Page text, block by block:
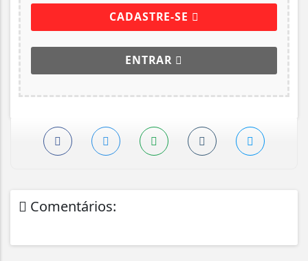
CADASTRE-SE
ENTRAR
Comentários: